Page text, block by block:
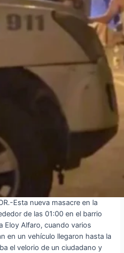
Esta nueva masacre en la
de las 01:00 en el barrio
Eloy Alfaro, cuando varios
en un vehículo llegaron hasta la
el velorio de un ciudadano y